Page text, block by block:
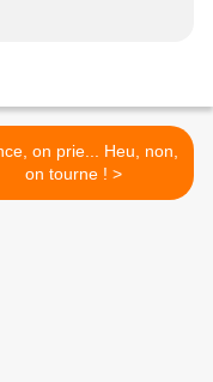
on prie... Heu, non,
on tourne ! >